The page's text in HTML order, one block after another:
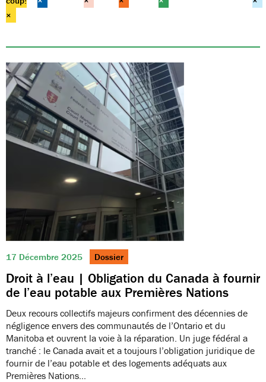
17 Décembre 2025 Dossier
Droit à l’eau | Obligation du Canada à fournir
de l’eau potable aux Premières Nations
Deux recours collectifs majeurs confirment des décennies de
négligence envers des communautés de l’Ontario et du
Manitoba et ouvrent la voie à la réparation. Un juge fédéral a
tranché : le Canada avait et a toujours l’obligation juridique de
fournir de l’eau potable et des logements adéquats aux
Premières Nations…
×